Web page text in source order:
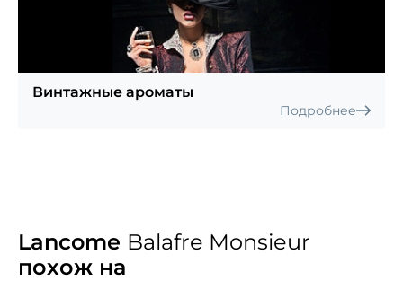
экстравагантный и теплый запах представленного
изыска призван помочь своему носителю обрести
внутреннюю гармонию наедине с окружающей его
природой. Он адресован уверенным в себе,
успешным мужчинам для которых во всем важна
даже самая маленькая деталь в образе.
Винтажные ароматы
Подробнее
Lancome Balafre Monsieur
похож на